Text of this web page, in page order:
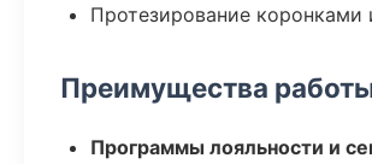
Протезирование коронками
Преимущества
Программы лояльности и